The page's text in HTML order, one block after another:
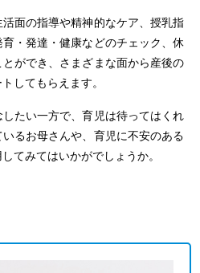
面の指導や精神的なケア、授乳指
・発達・健康などのチェック、休
ができ、さまざまな面から産後の
してもらえます。
たい一方で、育児は待ってはくれ
るお母さんや、育児に不安のある
てみてはいかがでしょうか。